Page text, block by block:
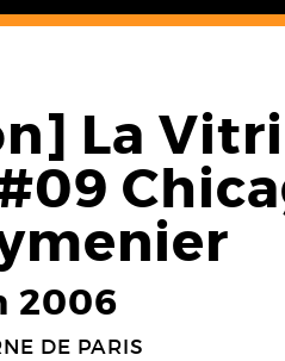
La
2006
DE PARIS